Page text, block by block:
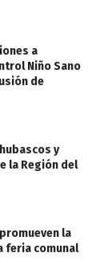
a
Niño Sano
de
y
la Región del
la
feria comunal